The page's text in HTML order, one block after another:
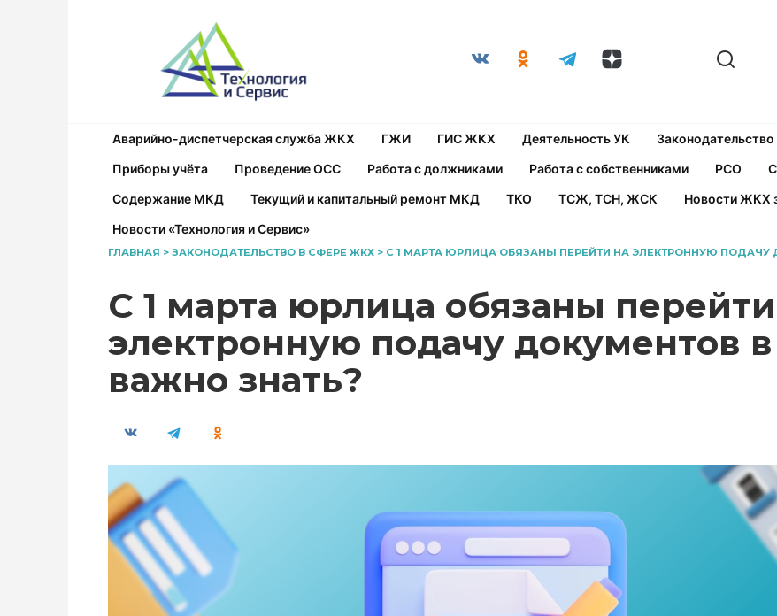
Аварийно-диспетчерская служба ЖКХ ГЖИ ГИС ЖКХ Деятельность УК
Приборы учёта
Проведение ОСС Работа с должниками Работа с собственниками РСО
Содержание МКД
Текущий и капитальный ремонт МКД ТКО ТСЖ, ТСН, ЖСК Новости ЖКХ
Новости «Технология и Сервис»
ГЛАВНАЯ > ЗАКОНОДАТЕЛЬСТВО В СФЕРЕ ЖКХ > С 1 МАРТА ЮРЛИЦА ОБЯЗАНЫ ПЕРЕЙТИ НА ЭЛЕКТРОННУЮ ПОДАЧУ
С 1 марта юрлица обязаны
электронную подачу документов в
важно знать?